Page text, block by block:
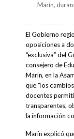
Marín,
El Gobierno
oposiciones a
“exclusiva” del
consejero de
Marín, en la
que “los
docentes
transparentes,
la información
Marín explicó